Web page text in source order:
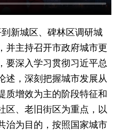
新城区、碑林区调研城
并主持召开市政府城市更
要深入学习贯彻习近平总
述，深刻把握城市发展从
质增效为主的阶段特征和
区、老旧街区为重点，以
治为目的，按照国家城市